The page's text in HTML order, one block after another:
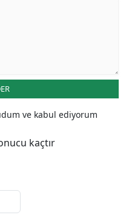
Bayburt
Karaman
Kırıkkale
ve kabul ediyorum
kaçtır